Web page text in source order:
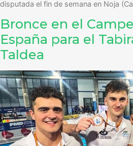
disputada el fin de semana en Noja
Bronce en el
España para el
Taldea